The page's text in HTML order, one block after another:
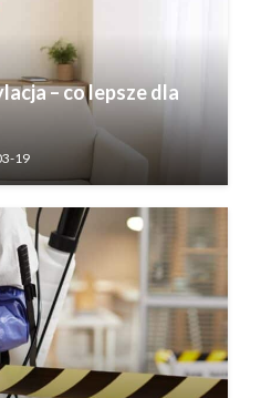
– co lepsze dla
19